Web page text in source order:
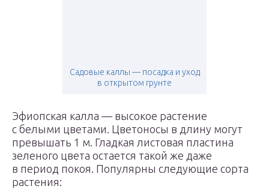
Садовые каллы — посадка и уход
в открытом грунте
Эфиопская калла — высокое растение
с белыми цветами. Цветоносы в длину могут
превышать 1 м. Гладкая листовая пластина
зеленого цвета остается такой же даже
в период покоя. Популярны следующие сорта
растения: